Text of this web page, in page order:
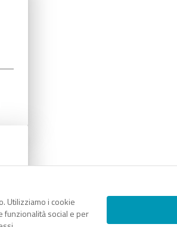
Utilizziamo i cookie
funzionalità social e per